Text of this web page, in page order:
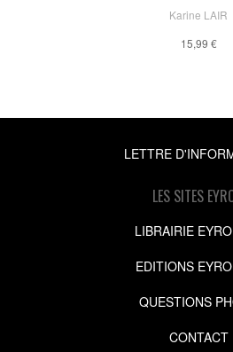
Karine LAIR
15,99 €
LETTRE
LES SITES
LIBRAIRIE
EDITIONS
QUESTIONS
CONTACT